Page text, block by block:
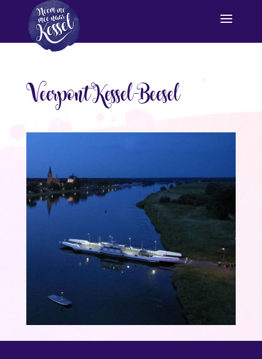
Veerpont Kessel-Beesel